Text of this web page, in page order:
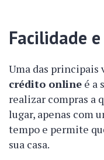
Facilidade
Uma das principais
crédito online é a
realizar compras a
lugar, apenas com
tempo e permite
sua casa.